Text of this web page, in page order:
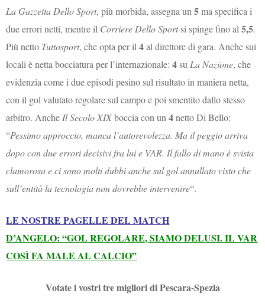
La Gazzetta Dello Sport, più morbida, assegna un5ma specifica i
due errori netti, mentre il Corriere Dello Sportsi spinge fino al5,5.
Più netto Tuttosport, che opta per il4al direttore di gara. Anche sui
locali è netta bocciatura per l’internazionale:4su La Nazione, che
evidenzia come i due episodi pesino sul risultato in maniera netta,
con il gol valutato regolare sul campo e poi smentito dallo stesso
arbitro. Anche Il Secolo XIXboccia con un4netto Di Bello:
“Pessimo approccio, manca l’autorevolezza. Ma il peggio arriva
dopo con due errori decisivi fra lui e VAR. Il fallo di mano è svista
clamorosa e ci sono molti dubbi anche sul gol annullato visto che
sull’entità la tecnologia non dovrebbe intervenire“.
LE NOSTRE PAGELLE DEL MATCH
D’ANGELO: “GOL REGOLARE, SIAMO DELUSI. IL VAR
COSÌ FA MALE AL CALCIO”
Votate i vostri tre migliori di Pescara-Spezia